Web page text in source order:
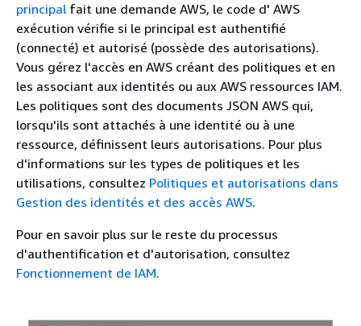
principal fait une demande AWS, le code d' AWS
exécution vérifie si le principal est authentifié
(connecté) et autorisé (possède des autorisations).
Vous gérez l'accès en AWS créant des politiques et en
les associant aux identités ou aux AWS ressources IAM.
Les politiques sont des documents JSON AWS qui,
lorsqu'ils sont attachés à une identité ou à une
ressource, définissent leurs autorisations. Pour plus
d'informations sur les types de politiques et les
utilisations, consultez Politiques et autorisations dans
Gestion des identités et des accès AWS.
Pour en savoir plus sur le reste du processus
d'authentification et d'autorisation, consultez
Fonctionnement de IAM.